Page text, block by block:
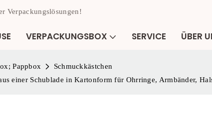
Verpackungslösungen!
VERPACKUNGSBOX SERVICE ÜBER
Pappbox
Schmuckkästchen
einer Schublade in Kartonform für Ohrringe, Armbänder,